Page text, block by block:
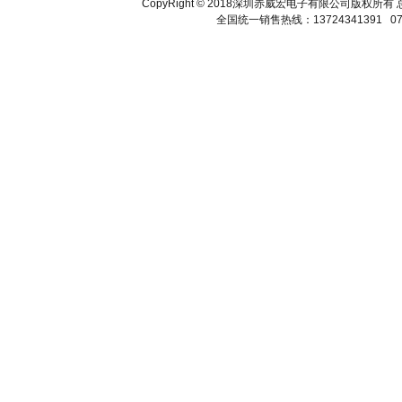
CopyRight © 2018深圳赤威宏电子有限公司版权所有
全国统一销售热线：13724341391